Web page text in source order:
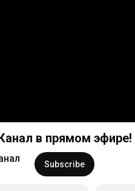
в прямом эфире!
Subscribe